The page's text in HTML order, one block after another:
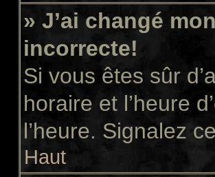
» J’ai changé
incorrecte!
Si vous êtes sûr
horaire et l’heure
l’heure. Signalez
Haut